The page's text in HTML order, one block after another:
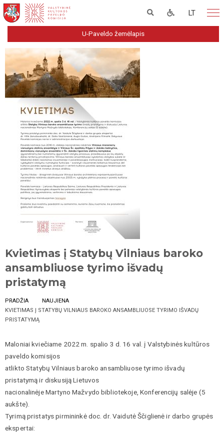
LT
U-Paveldo žemėlapis
Kvietimas į Statybų Vilniaus baroko
ansambliuose tyrimo išvadų
pristatymą
PRADŽIA
NAUJIENA
KVIETIMAS Į STATYBŲ VILNIAUS BAROKO ANSAMBLIUOSE TYRIMO IŠVADŲ
PRISTATYMĄ
Maloniai kviečiame 2022 m. spalio 3 d. 16 val. į Valstybinės kultūros
paveldo komisijos
atlikto Statybų Vilniaus baroko ansambliuose tyrimo išvadų
pristatymą ir diskusiją Lietuvos
nacionalinėje Martyno Mažvydo bibliotekoje, Konferencijų salėje (5
aukšte).
Tyrimą pristatys pirmininkė doc. dr. Vaidutė Ščiglienė ir darbo grupės
ekspertai: